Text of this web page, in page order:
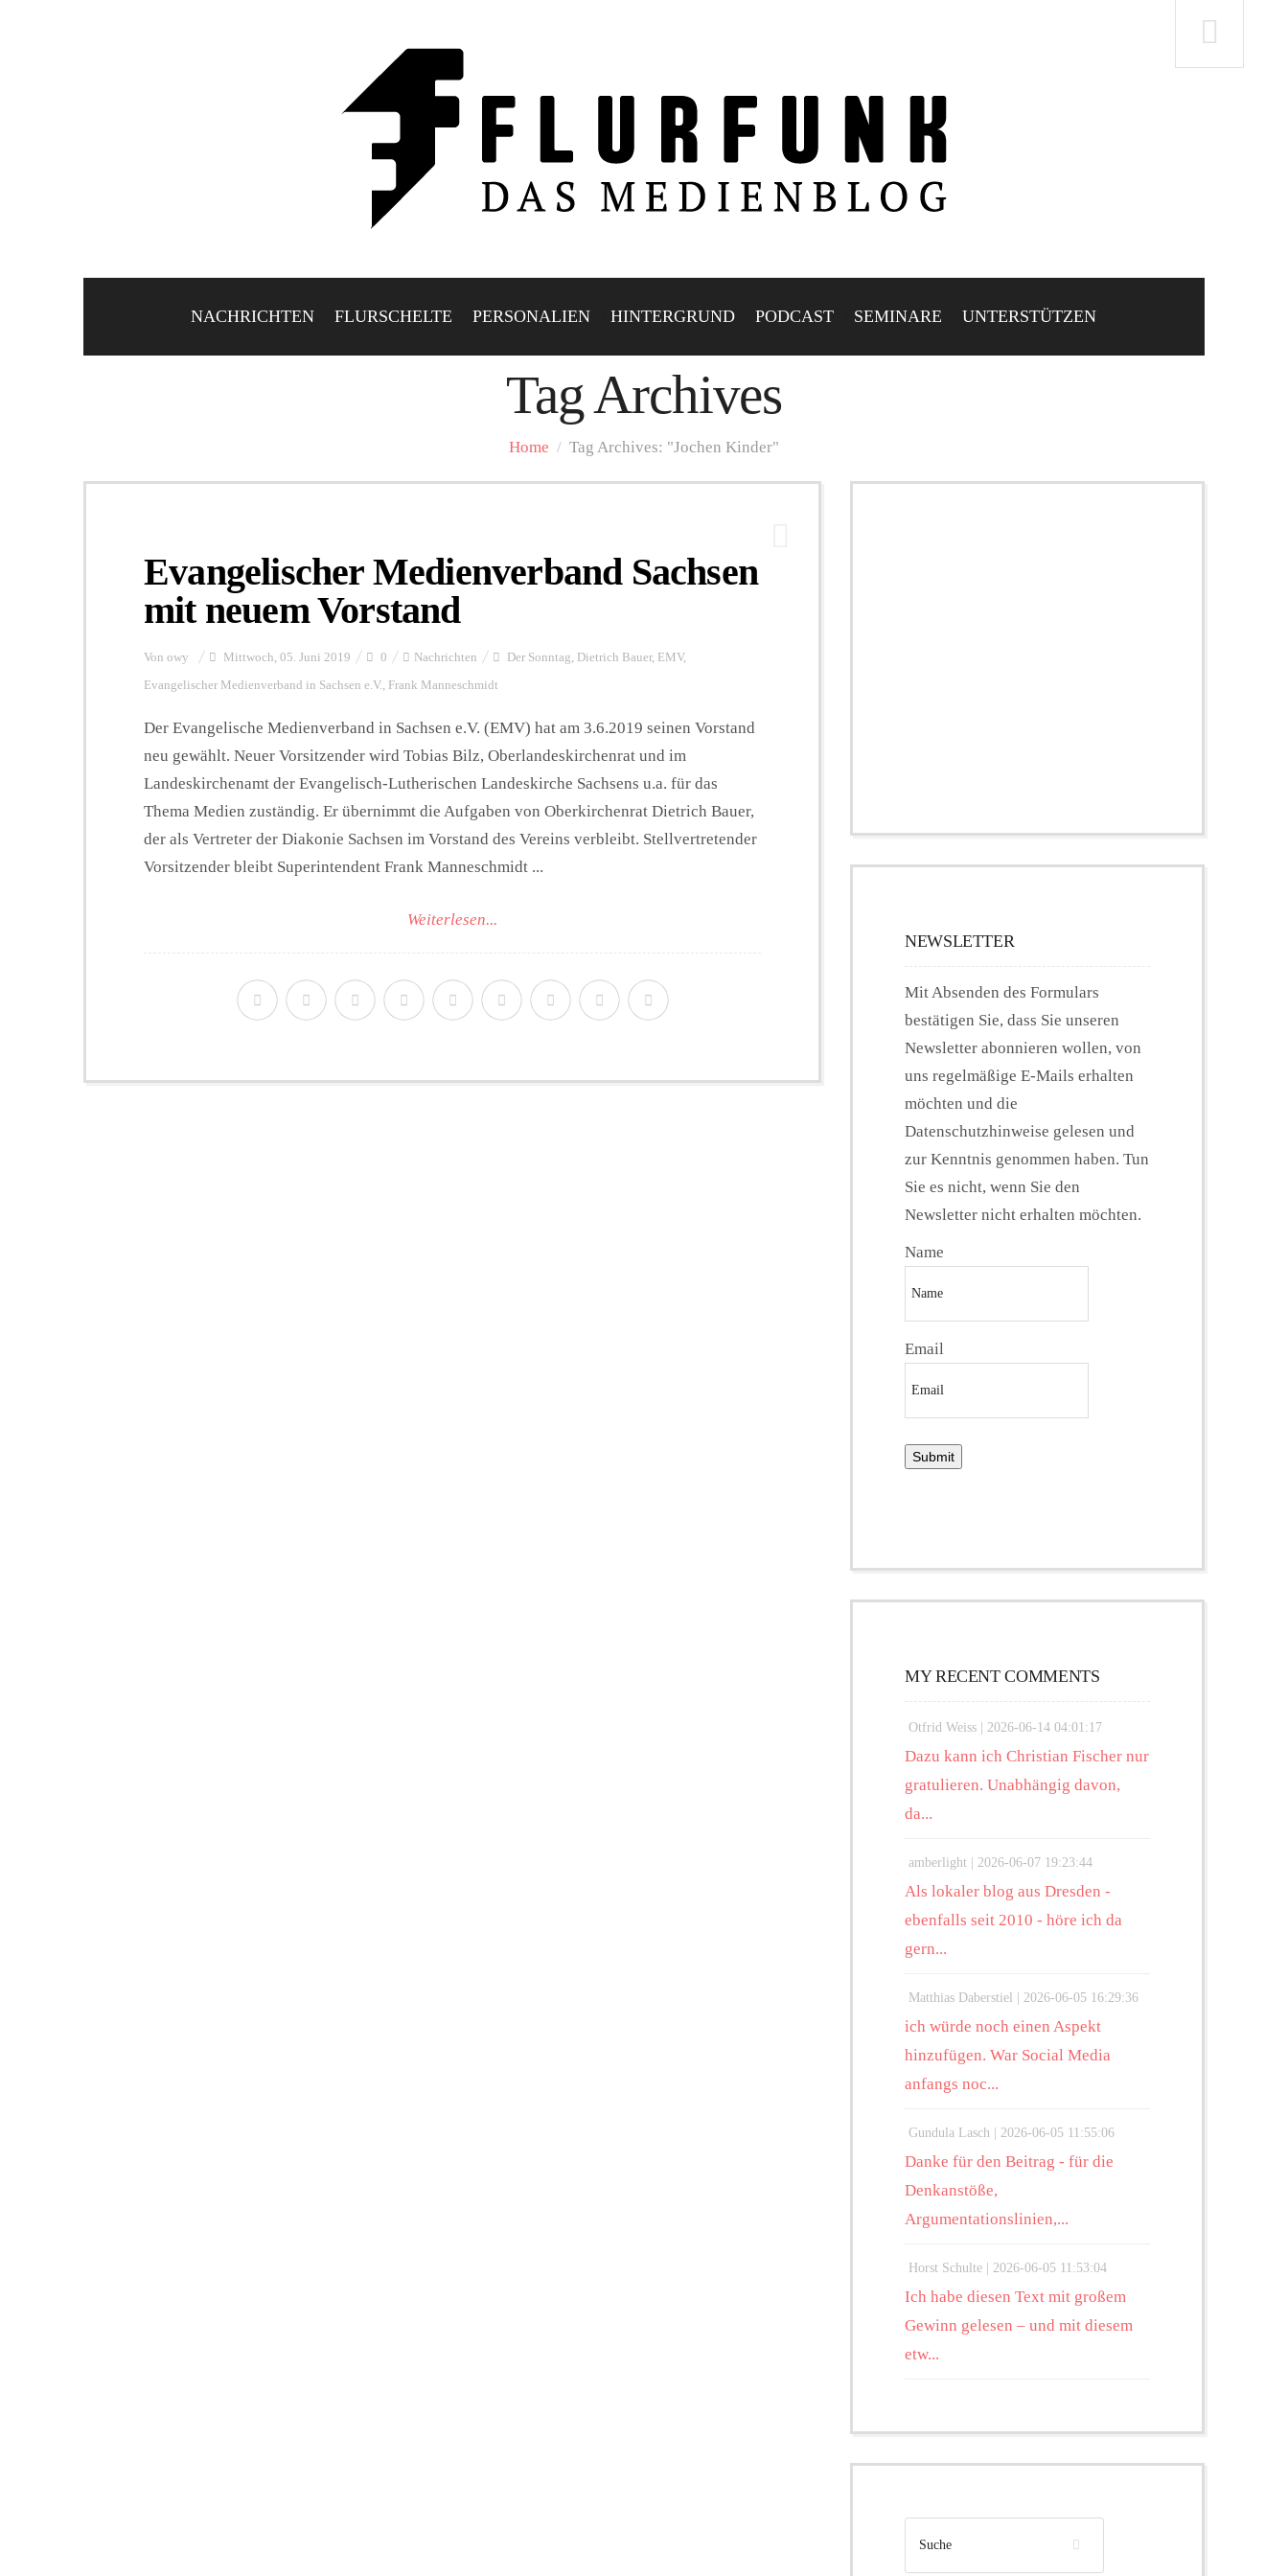
NACHRICHTEN FLURSCHELTE PERSONALIEN HINTERGRUND PODCAST SEMINARE UNTERSTÜTZEN
Tag Archives
Home / Tag Archives: "Jochen Kinder"
Evangelischer Medienverband Sachsen
mit neuem Vorstand
Von owy Mittwoch, 05. Juni 2019 0 Nachrichten Der Sonntag, Dietrich Bauer, EMV,
Evangelischer Medienverband in Sachsen e.V., Frank Manneschmidt
Der Evangelische Medienverband in Sachsen e.V. (EMV) hat am 3.6.2019 seinen Vorstand
neu gewählt. Neuer Vorsitzender wird Tobias Bilz, Oberlandeskirchenrat und im
Landeskirchenamt der Evangelisch-Lutherischen Landeskirche Sachsens u.a. für das
Thema Medien zuständig. Er übernimmt die Aufgaben von Oberkirchenrat Dietrich Bauer,
der als Vertreter der Diakonie Sachsen im Vorstand des Vereins verbleibt. Stellvertretender
Vorsitzender bleibt Superintendent Frank Manneschmidt ...
Weiterlesen...
NEWSLETTER
Mit Absenden des Formulars
bestätigen Sie, dass Sie unseren
Newsletter abonnieren wollen, von
uns regelmäßige E-Mails erhalten
möchten und die
Datenschutzhinweise gelesen und
zur Kenntnis genommen haben. Tun
Sie es nicht, wenn Sie den
Newsletter nicht erhalten möchten.
Name
Email
MY RECENT COMMENTS
Otfrid Weiss | 2026-06-14 04:01:17
Dazu kann ich Christian Fischer nur
gratulieren. Unabhängig davon,
da...
amberlight | 2026-06-07 19:23:44
Als lokaler blog aus Dresden -
ebenfalls seit 2010 - höre ich da
gern...
Matthias Daberstiel | 2026-06-05 16:29:36
ich würde noch einen Aspekt
hinzufügen. War Social Media
anfangs noc...
Gundula Lasch | 2026-06-05 11:55:06
Danke für den Beitrag - für die
Denkanstöße,
Argumentationslinien,...
Horst Schulte | 2026-06-05 11:53:04
Ich habe diesen Text mit großem
Gewinn gelesen – und mit diesem
etw...